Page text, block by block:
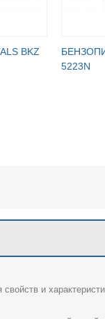
BKZ
5223N
и